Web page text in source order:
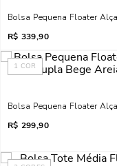
Bolsa Pequena Floater
R$ 339,90
1 COR
Bolsa Pequena Floater
R$ 299,90